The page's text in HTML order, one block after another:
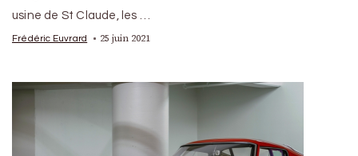
usine de St Claude, les …
Frédéric Euvrard 25 juin 2021